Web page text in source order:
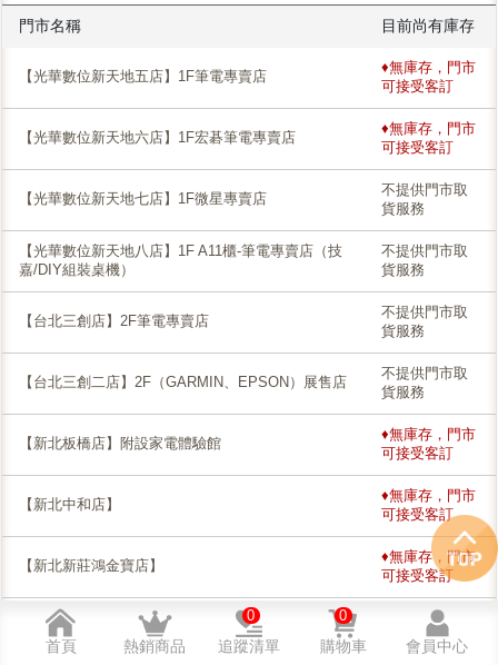
門市名稱 目前尚有庫存
【光華數位新天地五店】1F筆電專賣店
♦無庫存，門市
可接受客訂
【光華數位新天地六店】1F宏碁筆電專賣店
♦無庫存，門市
可接受客訂
【光華數位新天地七店】1F微星專賣店
不提供門市取
貨服務
【光華數位新天地八店】1F A11櫃-筆電專賣店（技
嘉/DIY組裝桌機）
不提供門市取
貨服務
【台北三創店】2F筆電專賣店
不提供門市取
貨服務
【台北三創二店】2F（GARMIN、EPSON）展售店
不提供門市取
貨服務
【新北板橋店】附設家電體驗館
♦無庫存，門市
可接受客訂
【新北中和店】
♦無庫存，門市
可接受客訂
【新北新莊鴻金寶店】
♦無庫存，門市
可接受客訂
【新北土城店】
♦無庫存，門市
可接受客訂
首頁 熱銷商品 追蹤清單
0
購物車
0
會員中心